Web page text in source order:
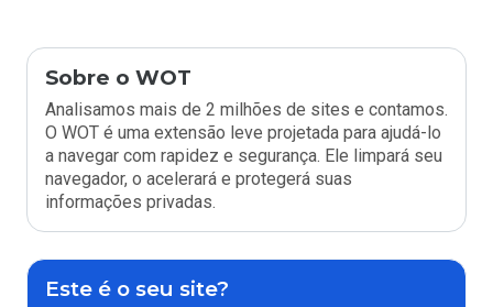
Sobre o WOT
Analisamos mais de 2 milhões de sites e contamos.
O WOT é uma extensão leve projetada para ajudá-lo
a navegar com rapidez e segurança. Ele limpará seu
navegador, o acelerará e protegerá suas
informações privadas.
Este é o seu site?